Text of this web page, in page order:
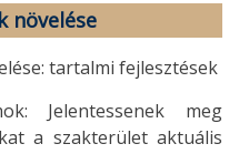
növelése
tartalmi fejlesztések
Jelentessenek meg
a szakterület aktuális